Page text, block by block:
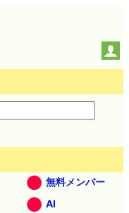
無料メンバー
AI